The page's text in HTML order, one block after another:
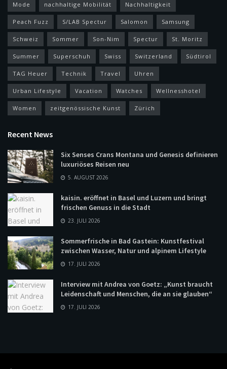
Mode nachhaltige Mobilität Nachhaltigkeit
Peach Fuzz S/LAB Spectur Salomon Samsung
Schweiz Sommer Son-Nim Spectur St. Moritz
Summer Superschuh Swiss Switzerland Südtirol
TAG Heuer Technik Travel Uhren
Urban Lifestyle Vacation Watches Wellnesshotel
Women zeitgenössische Kunst Zürich
Recent News
Six Senses Crans Montana und Genesis definieren
luxuriöses Reisen neu
5. AUGUST 2026
kaisin. eröffnet in Basel und Luzern und bringt
frischen Genuss in die Stadt
23. JULI 2026
Sommerfrische in Bad Gastein: Kunstfestival
zwischen Wasser, Natur und alpinem Lifestyle
17. JULI 2026
Interview mit Andrea von Goetz: „Kunst braucht
Leidenschaft und Menschen, die an sie glauben“
17. JULI 2026